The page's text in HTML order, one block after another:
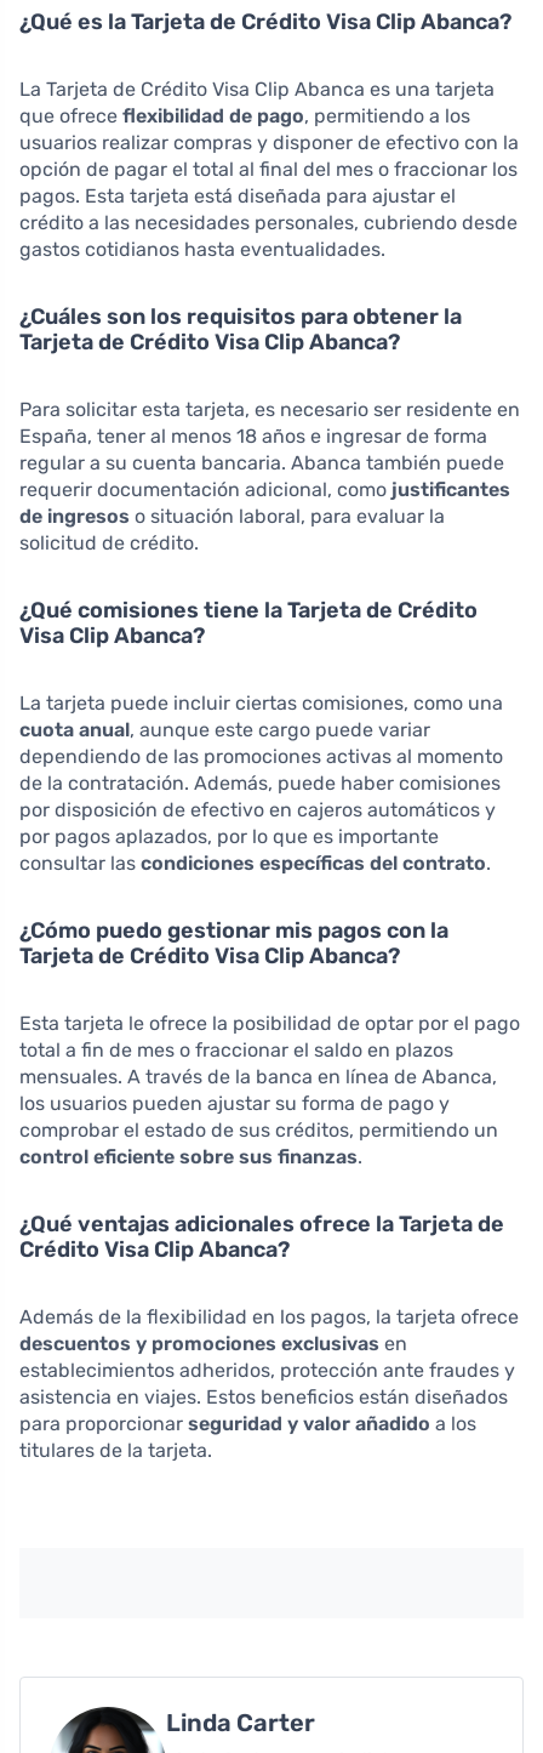
¿Qué es la Tarjeta de Crédito Visa Clip Abanca?
La Tarjeta de Crédito Visa Clip Abanca es una tarjeta
que ofrece flexibilidad de pago, permitiendo a los
usuarios realizar compras y disponer de efectivo con la
opción de pagar el total al final del mes o fraccionar los
pagos. Esta tarjeta está diseñada para ajustar el
crédito a las necesidades personales, cubriendo desde
gastos cotidianos hasta eventualidades.
¿Cuáles son los requisitos para obtener la
Tarjeta de Crédito Visa Clip Abanca?
Para solicitar esta tarjeta, es necesario ser residente en
España, tener al menos 18 años e ingresar de forma
regular a su cuenta bancaria. Abanca también puede
requerir documentación adicional, como justificantes
de ingresos o situación laboral, para evaluar la
solicitud de crédito.
¿Qué comisiones tiene la Tarjeta de Crédito
Visa Clip Abanca?
La tarjeta puede incluir ciertas comisiones, como una
cuota anual, aunque este cargo puede variar
dependiendo de las promociones activas al momento
de la contratación. Además, puede haber comisiones
por disposición de efectivo en cajeros automáticos y
por pagos aplazados, por lo que es importante
consultar las condiciones específicas del contrato.
¿Cómo puedo gestionar mis pagos con la
Tarjeta de Crédito Visa Clip Abanca?
Esta tarjeta le ofrece la posibilidad de optar por el pago
total a fin de mes o fraccionar el saldo en plazos
mensuales. A través de la banca en línea de Abanca,
los usuarios pueden ajustar su forma de pago y
comprobar el estado de sus créditos, permitiendo un
control eficiente sobre sus finanzas.
¿Qué ventajas adicionales ofrece la Tarjeta de
Crédito Visa Clip Abanca?
Además de la flexibilidad en los pagos, la tarjeta ofrece
descuentos y promociones exclusivas en
establecimientos adheridos, protección ante fraudes y
asistencia en viajes. Estos beneficios están diseñados
para proporcionar seguridad y valor añadido a los
titulares de la tarjeta.
Linda Carter